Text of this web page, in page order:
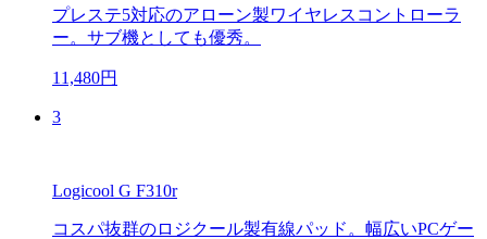
プレステ5対応のアローン製ワイヤレスコントローラ
ー。サブ機としても優秀。
11,480円
3
Logicool G F310r
コスパ抜群のロジクール製有線パッド。幅広いPCゲー